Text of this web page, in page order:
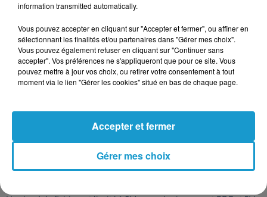
Votre message*
Taille maximum : 500 caractères
Votre CV
information transmitted automatically.
Vous pouvez accepter en cliquant sur "Accepter et fermer", ou affiner en
sélectionnant les finalités et/ou partenaires dans "Gérer mes choix".
Vous pouvez également refuser en cliquant sur "Continuer sans
accepter". Vos préférences ne s'appliqueront que pour ce site. Vous
pouvez mettre à jour vos choix, ou retirer votre consentement à tout
moment via le lien "Gérer les cookies" situé en bas de chaque page.
Gérer mes choix
Accepter et fermer